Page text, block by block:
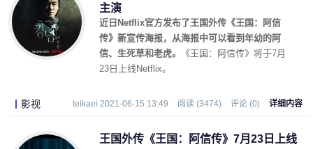
主演
近日Netflix官方发布了王国外传《王国：阿信
传》新宣传海报，从海报中可以看到年幼的阿
信、生死草和老虎。
《王国：阿信传》将于7月
23日上线Netflix。
影视 teikaei 2021-06-15 13:49 阅读 (3474) 评论 (0) 详细内容
王国外传《王国：阿信传》7月23日上线